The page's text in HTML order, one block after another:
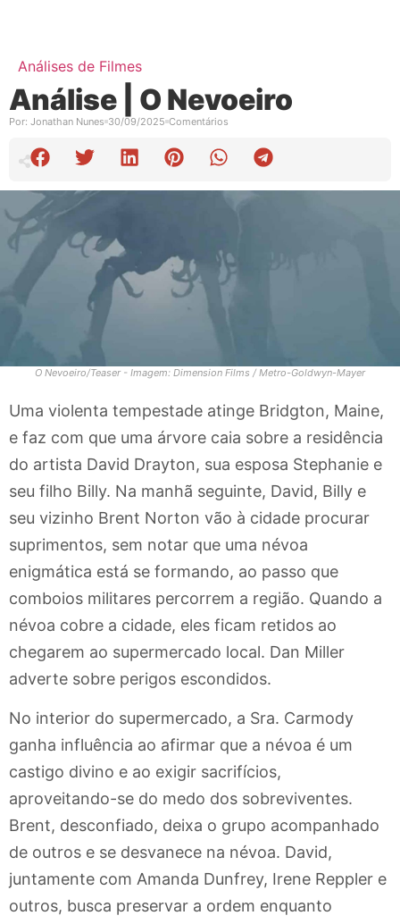
Análises de Filmes
Análise | O Nevoeiro
Por: Jonathan Nunes 30/09/2025 Comentários
O Nevoeiro/Teaser - Imagem: Dimension Films / Metro-Goldwyn-Mayer
Uma violenta tempestade atinge Bridgton, Maine,
e faz com que uma árvore caia sobre a residência
do artista David Drayton, sua esposa Stephanie e
seu filho Billy. Na manhã seguinte, David, Billy e
seu vizinho Brent Norton vão à cidade procurar
suprimentos, sem notar que uma névoa
enigmática está se formando, ao passo que
comboios militares percorrem a região. Quando a
névoa cobre a cidade, eles ficam retidos ao
chegarem ao supermercado local. Dan Miller
adverte sobre perigos escondidos.
No interior do supermercado, a Sra. Carmody
ganha influência ao afirmar que a névoa é um
castigo divino e ao exigir sacrifícios,
aproveitando-se do medo dos sobreviventes.
Brent, desconfiado, deixa o grupo acompanhado
de outros e se desvanece na névoa. David,
juntamente com Amanda Dunfrey, Irene Reppler e
outros, busca preservar a ordem enquanto